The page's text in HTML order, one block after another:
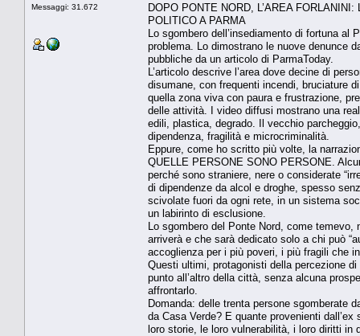
Messaggi: 31.672
DOPO PONTE NORD, L’AREA
POLITICO A PARMA
Lo sgombero dell’insediamento di fortuna
problema. Lo dimostrano le nuove denunce
pubbliche da un articolo di ParmaToday.
L’articolo descrive l’area dove decine di
disumane, con frequenti incendi, bruciature
quella zona viva con paura e frustrazione,
delle attività. I video diffusi mostrano una
edili, plastica, degrado. Il vecchio
dipendenza, fragilità e microcriminalità.
Eppure, come ho scritto più volte, la
QUELLE PERSONE SONO PERSONE.
perché sono straniere, nere o considerate
di dipendenze da alcol e droghe, spesso
scivolate fuori da ogni rete, in un sistema
un labirinto di esclusione.
Lo sgombero del Ponte Nord, come
arriverà e che sarà dedicato solo a chi può
accoglienza per i più poveri, i più fragili che
Questi ultimi, protagonisti della percezione
punto all’altro della città, senza alcuna
affrontarlo.
Domanda: delle trenta persone sgomberate
da Casa Verde? E quante provenienti
loro storie, le loro vulnerabilità, i loro diritti in